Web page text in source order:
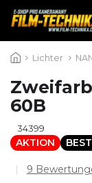
Inhalt Lichter
60B
34399
AKTION
Die
9